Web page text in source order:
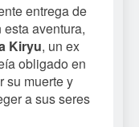
entrega de
esta aventura,
Kiryu, un ex
obligado en
su muerte y
a sus seres